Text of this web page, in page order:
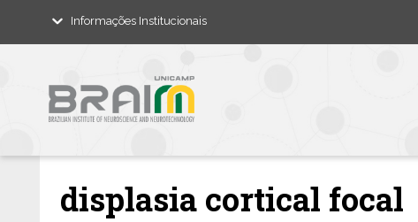
Informações Institucionais
displasia cortical focal